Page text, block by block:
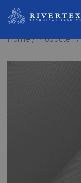
Home Producten
Rivertex Technical
Fabrics Group